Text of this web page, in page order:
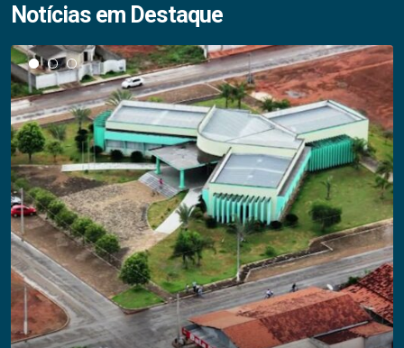
Notícias em Destaque